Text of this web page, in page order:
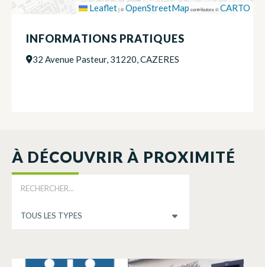
Leaflet|©OpenStreetMap contributors ©CARTO
INFORMATIONS PRATIQUES
32 Avenue Pasteur, 31220, CAZERES
À DÉCOUVRIR À PROXIMITÉ